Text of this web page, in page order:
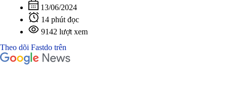
13/06/2024
14 phút đọc
9142 lượt xem
Theo dõi Fastdo trên